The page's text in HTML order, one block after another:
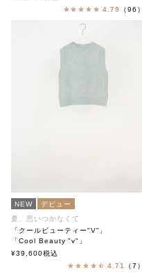
4.79
（96）
NEW
デビュー
夏、思いつかなくて
「クールビューティー"V"」
「Cool Beauty "v"」
soutiencollar（ステンカラー）
¥39,600税込
4.71
（7）